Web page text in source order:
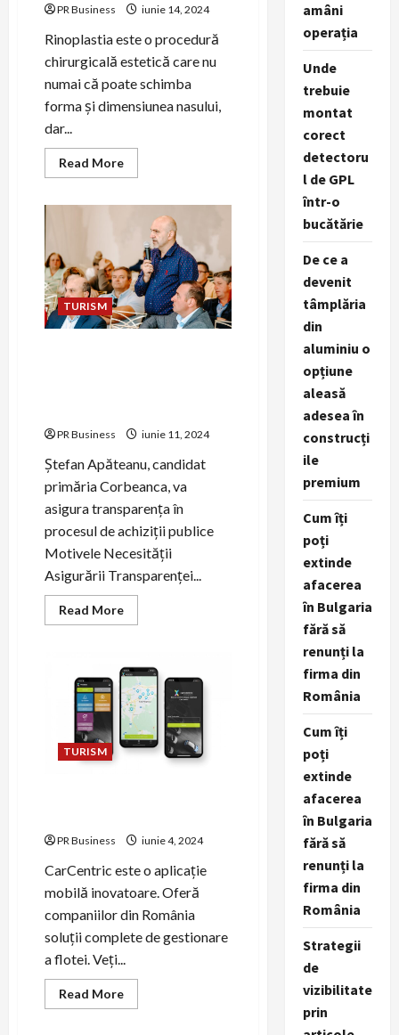
PR Business iunie 14, 2024
Rinoplastia este o procedură
chirurgicală estetică care nu
numai că poate schimba
forma și dimensiunea nasului,
dar...
Read MoreRead
more
Precizie:
Transformarea
Nasului
cu
Tehnici
de
Vârf
Realizate
de
TURISM
PR Business iunie 11, 2024
Ștefan Apăteanu, candidat
primăria Corbeanca, va
asigura transparența în
procesul de achiziții publice
Motivele Necesității
Asigurării Transparenței...
Read MoreRead
more
candidat
primăria
Corbeanca,
va
asigura
transparența
în
procesul
TURISM
PR Business iunie 4, 2024
CarCentric este o aplicație
mobilă inovatoare. Oferă
companiilor din România
soluții complete de gestionare
a flotei. Veți...
Read MoreRead
more
amâni
operația
Unde
trebuie
montat
corect
detectoru
l de GPL
într-o
bucătărie
De ce a
devenit
tâmplăria
din
aluminiu o
opțiune
aleasă
adesea în
construcți
ile
premium
Cum îți
poți
extinde
afacerea
în Bulgaria
fără să
renunți la
firma din
România
Cum îți
poți
extinde
afacerea
în Bulgaria
fără să
renunți la
firma din
România
Strategii
de
vizibilitate
prin